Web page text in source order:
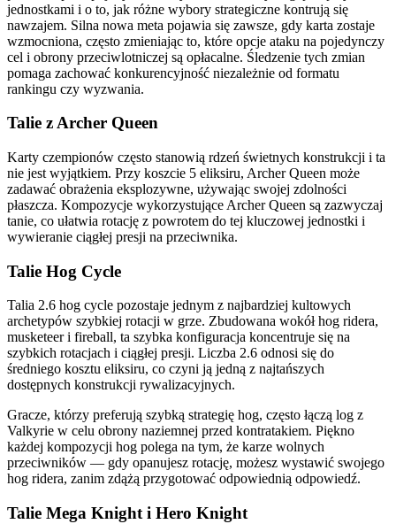
jednostkami i o to, jak różne wybory strategiczne kontrują się
nawzajem. Silna nowa meta pojawia się zawsze, gdy karta zostaje
wzmocniona, często zmieniając to, które opcje ataku na pojedynczy
cel i obrony przeciwlotniczej są opłacalne. Śledzenie tych zmian
pomaga zachować konkurencyjność niezależnie od formatu
rankingu czy wyzwania.
Talie z Archer Queen
Karty czempionów często stanowią rdzeń świetnych konstrukcji i ta
nie jest wyjątkiem. Przy koszcie 5 eliksiru, Archer Queen może
zadawać obrażenia eksplozywne, używając swojej zdolności
płaszcza. Kompozycje wykorzystujące Archer Queen są zazwyczaj
tanie, co ułatwia rotację z powrotem do tej kluczowej jednostki i
wywieranie ciągłej presji na przeciwnika.
Talie Hog Cycle
Talia 2.6 hog cycle pozostaje jednym z najbardziej kultowych
archetypów szybkiej rotacji w grze. Zbudowana wokół hog ridera,
musketeer i fireball, ta szybka konfiguracja koncentruje się na
szybkich rotacjach i ciągłej presji. Liczba 2.6 odnosi się do
średniego kosztu eliksiru, co czyni ją jedną z najtańszych
dostępnych konstrukcji rywalizacyjnych.
Gracze, którzy preferują szybką strategię hog, często łączą log z
Valkyrie w celu obrony naziemnej przed kontratakiem. Piękno
każdej kompozycji hog polega na tym, że karze wolnych
przeciwników — gdy opanujesz rotację, możesz wystawić swojego
hog ridera, zanim zdążą przygotować odpowiednią odpowiedź.
Talie Mega Knight i Hero Knight